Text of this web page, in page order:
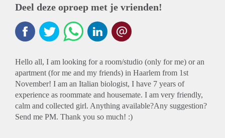
Deel deze oproep met je vrienden!
Hello all, I am looking for a room/studio (only for me) or an
apartment (for me and my friends) in Haarlem from 1st
November! I am an Italian biologist, I have 7 years of
experience as roommate and housemate. I am very friendly,
calm and collected girl. Anything available?Any suggestion?
Send me PM. Thank you so much! :)